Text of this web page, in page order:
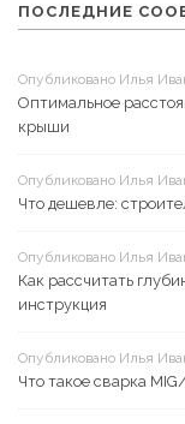
ПОСЛЕДНИЕ
Опубликовано Илья
Оптимальное
крыши
Опубликовано Илья
Что дешевле:
Опубликовано Илья
Как рассчитать
инструкция
Опубликовано Илья
Что такое сварка